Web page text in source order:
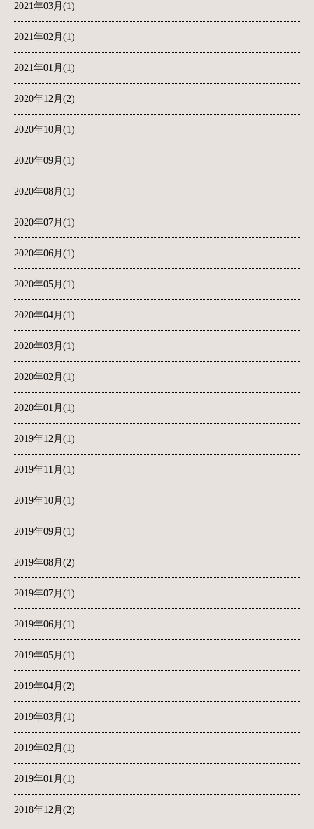
2021年03月(1)
2021年02月(1)
2021年01月(1)
2020年12月(2)
2020年10月(1)
2020年09月(1)
2020年08月(1)
2020年07月(1)
2020年06月(1)
2020年05月(1)
2020年04月(1)
2020年03月(1)
2020年02月(1)
2020年01月(1)
2019年12月(1)
2019年11月(1)
2019年10月(1)
2019年09月(1)
2019年08月(2)
2019年07月(1)
2019年06月(1)
2019年05月(1)
2019年04月(2)
2019年03月(1)
2019年02月(1)
2019年01月(1)
2018年12月(2)